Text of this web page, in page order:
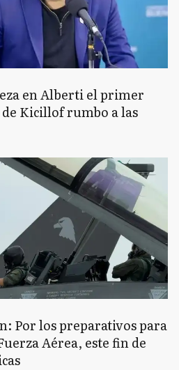
en Alberti el primer
Kicillof rumbo a las
Por los preparativos para
Aérea, este fin de